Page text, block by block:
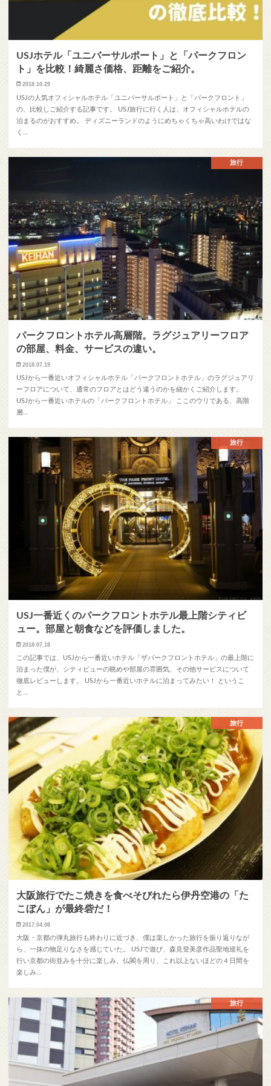
USJホテル「ユニバーサルポート」と「パークフロン
ト」を比較！綺麗さ価格、距離をご紹介。
2018.10.29
USJの人気オフィシャルホテル「ユニバーサルポート」と「パークフロント」
の、比較しご紹介する記事です。 USJ旅行に行く人は、オフィシャルホテルの
泊まるのがおすすめ。 ディズニーランドのようにめちゃくちゃ高いわけではな
く…
旅行
パークフロントホテル高層階。ラグジュアリーフロア
の部屋、料金、サービスの違い。
2018.07.19
USJから一番近いオフィシャルホテル「パークフロントホテル」のラグジュアリ
ーフロアについて、通常のフロアとはどう違うのかを細かくご紹介します。
USJから一番近いホテルの「パークフロントホテル」 ここのウリである、高階
層…
旅行
USJ一番近くのパークフロントホテル最上階シティビ
ュー。部屋と朝食などを評価しました。
2018.07.18
この記事では、USJから一番近いホテル「ザパークフロントホテル」の最上階に
泊まった僕が、シティビューの眺めや部屋の雰囲気、その他サービスについて
徹底レビューします。 USJから一番近いホテルに泊まってみたい！ というこ
と…
旅行
大阪旅行でたこ焼きを食べそびれたら伊丹空港の「た
こぼん」が最終砦だ！
2017.04.08
大阪・京都の弾丸旅行も終わりに近づき、僕は楽しかった旅行を振り返りなが
ら、一抹の物足りなさを感じていた。 USJで遊び、森見登美彦作品聖地巡礼を
行い京都の街並みを十分に楽しみ、仏閣を周り、これ以上ないほどの４日間を
楽しみ…
旅行